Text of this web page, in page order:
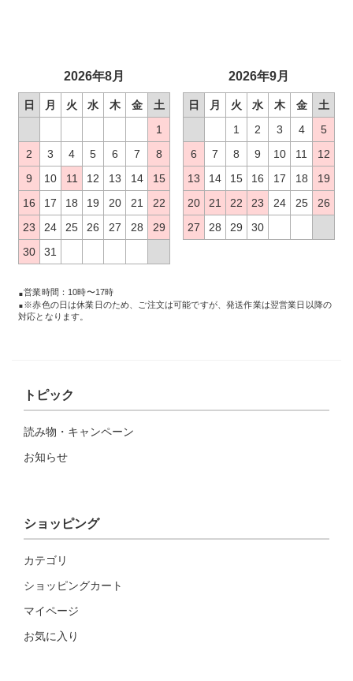
2026年8月
日 月 火 水 木 金
土
1
2
3 4 5 6 7
8
9
10 11 12 13 14
15
16
17 18 19 20 21
22
23
24 25 26 27 28
29
30
31
2026年9月
日 月 火 水 木 金
土
1
2 3 4
5
6
7 8 9 10 11
12
13
14 15 16 17 18
19
20
21 22 23 24 25
26
27
28 29 30
営業時間：10時〜17時
※赤色の日は休業日のため、ご注文は可能ですが、発送作業は翌営業日以降の
対応となります。
トピック
読み物・キャンペーン
お知らせ
ショッピング
カテゴリ
ショッピングカート
マイページ
お気に入り